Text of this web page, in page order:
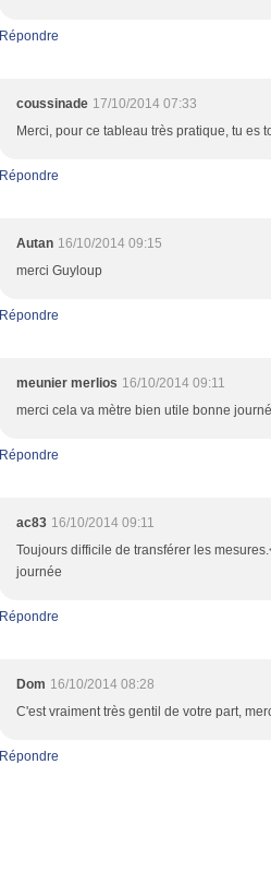
Répondre
coussinade 17/10/2014 07:33
Merci, pour ce tableau très pratique, tu es
Répondre
Autan 16/10/2014 09:15
merci Guyloup
Répondre
meunier merlios 16/10/2014 09:11
merci cela va mètre bien utile bonne
Répondre
ac83 16/10/2014 09:11
Toujours difficile de transférer les
journée
Répondre
Dom 16/10/2014 08:28
C'est vraiment très gentil de votre part,
Répondre